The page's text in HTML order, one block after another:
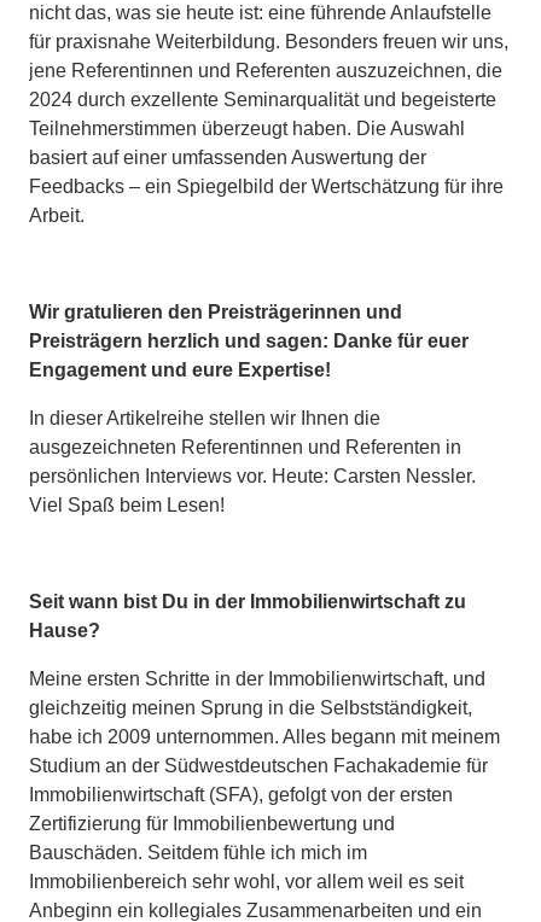
nicht das, was sie heute ist: eine führende Anlaufstelle
für praxisnahe Weiterbildung. Besonders freuen wir uns,
jene Referentinnen und Referenten auszuzeichnen, die
2024 durch exzellente Seminarqualität und begeisterte
Teilnehmerstimmen überzeugt haben. Die Auswahl
basiert auf einer umfassenden Auswertung der
Feedbacks – ein Spiegelbild der Wertschätzung für ihre
Arbeit.
Wir gratulieren den Preisträgerinnen und
Preisträgern herzlich und sagen: Danke für euer
Engagement und eure Expertise!
In dieser Artikelreihe stellen wir Ihnen die
ausgezeichneten Referentinnen und Referenten in
persönlichen Interviews vor. Heute: Carsten Nessler.
Viel Spaß beim Lesen!
Seit wann bist Du in der Immobilienwirtschaft zu
Hause?
Meine ersten Schritte in der Immobilienwirtschaft, und
gleichzeitig meinen Sprung in die Selbstständigkeit,
habe ich 2009 unternommen. Alles begann mit meinem
Studium an der Südwestdeutschen Fachakademie für
Immobilienwirtschaft (SFA), gefolgt von der ersten
Zertifizierung für Immobilienbewertung und
Bauschäden. Seitdem fühle ich mich im
Immobilienbereich sehr wohl, vor allem weil es seit
Anbeginn ein kollegiales Zusammenarbeiten und ein